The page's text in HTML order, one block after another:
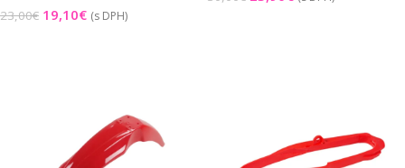
23,00€ 19,10€ (s DPH)